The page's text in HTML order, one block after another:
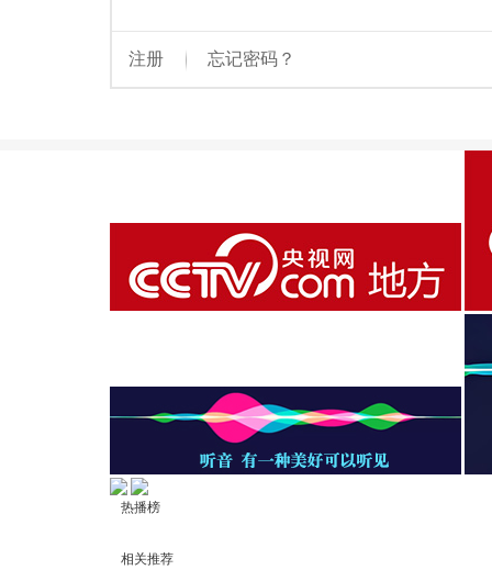
热播榜
相关推荐